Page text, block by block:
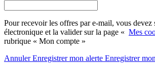
Pour recevoir les offres par e-mail, vous devez
électronique et la valider sur la page « Mes
rubrique « Mon compte »
AnnulerEnregistrer mon alerte Enregistrer